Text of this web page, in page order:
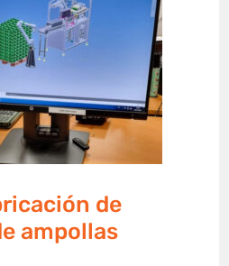
de
ampollas